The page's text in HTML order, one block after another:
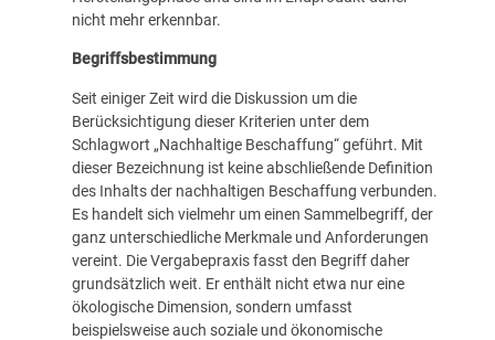
nicht mehr erkennbar.
Begriffsbestimmung
Seit einiger Zeit wird die Diskussion um die
Berücksichtigung dieser Kriterien unter dem
Schlagwort „Nachhaltige Beschaffung“ geführt. Mit
dieser Bezeichnung ist keine abschließende Definition
des Inhalts der nachhaltigen Beschaffung verbunden.
Es handelt sich vielmehr um einen Sammelbegriff, der
ganz unterschiedliche Merkmale und Anforderungen
vereint. Die Vergabepraxis fasst den Begriff daher
grundsätzlich weit. Er enthält nicht etwa nur eine
ökologische Dimension, sondern umfasst
beispielsweise auch soziale und ökonomische